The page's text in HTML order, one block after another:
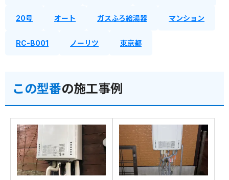
20号 オート ガスふろ給湯器 マンション
RC-B001 ノーリツ 東京都
この型番の施工事例